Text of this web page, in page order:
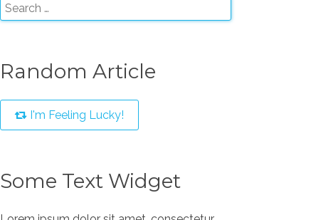
Random Article
I'm Feeling Lucky!
Some Text Widget